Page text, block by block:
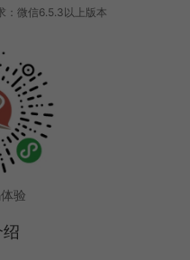
：微信6.5.3以上版本
验